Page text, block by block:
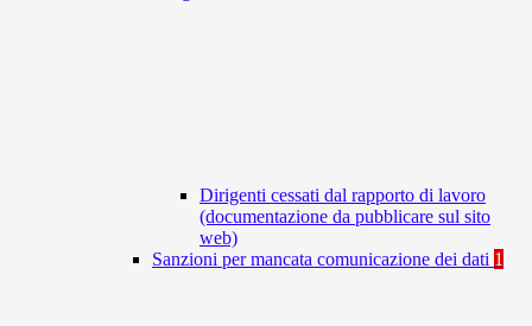
Dirigenti cessati dal rapporto di lavoro
(documentazione da pubblicare sul sito
web)
Sanzioni per mancata comunicazione dei dati 1